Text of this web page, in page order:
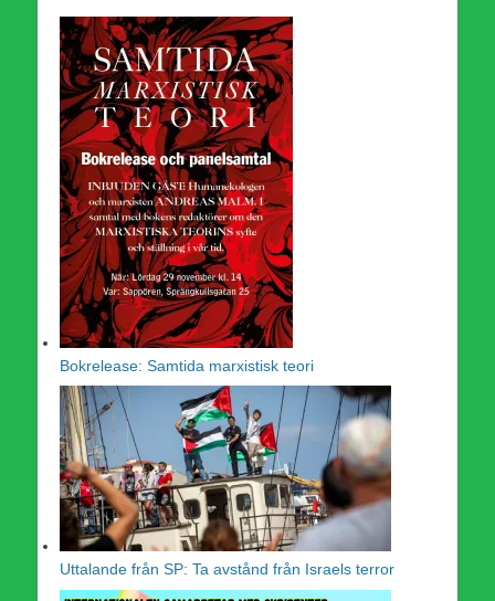
Bokrelease: Samtida marxistisk teori
Uttalande från SP: Ta avstånd från Israels terror